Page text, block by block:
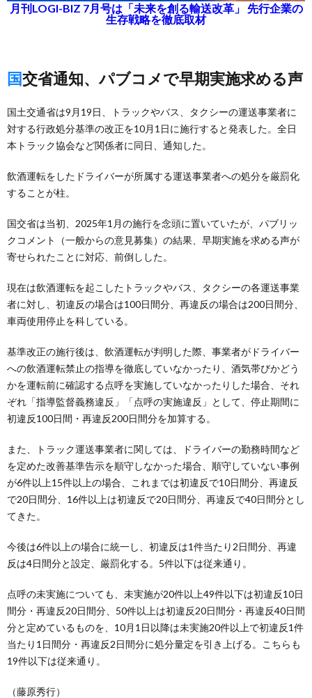
月刊LOGI-BIZ 7月号は「未来を創る輸送改革」 先行企業の
生存戦略を徹底取材
国交省通知、パブコメで早期実施求める声
国土交通省は9月19日、トラックやバス、タクシーの運送事業者に
対する行政処分基準の改正を10月1日に施行すると発表した。全日
本トラック協会など関係者に同日、通知した。
飲酒運転をしたドライバーが所属する運送事業者への処分を厳罰化
することが柱。
国交省は当初、2025年1月の施行を念頭に置いていたが、パブリッ
クコメント（一般からの意見募集）の結果、早期実施を求める声が
寄せられたことに対応、前倒しした。
現在は飲酒運転を起こしたトラックやバス、タクシーの各運送事業
者に対し、初違反の場合は100日間分、再違反の場合は200日間分、
車両使用停止を科している。
基準改正の施行後は、飲酒運転が判明した際、事業者がドライバー
への飲酒運転禁止の指導を徹底していなかったり、酒気帯びかどう
かを運転前に確認する点呼を実施していなかったりした場合、それ
ぞれ「指導監督義務違反」「点呼の実施違反」として、停止期間に
初違反100日間・再違反200日間分を加算する。
また、トラック運送事業者に関しては、ドライバーの勤務時間など
を定めた改善基準告示を順守しなかった場合、順守していない事例
が6件以上15件以上の場合、これまでは初違反で10日間分、再違反
で20日間分、16件以上は初違反で20日間分、再違反で40日間分とし
てきた。
今後は6件以上の場合に統一し、初違反は1件当たり2日間分、再違
反は4日間分と設定、厳罰化する。5件以下は従来通り。
点呼の未実施についても、未実施が20件以上49件以下は初違反10日
間分・再違反20日間分、50件以上は初違反20日間分・再違反40日間
分と定めているものを、10月1日以降は未実施20件以上で初違反1件
当たり1日間分・再違反2日間分に処分量定を引き上げる。こちらも
19件以下は従来通り。
（藤原秀行）